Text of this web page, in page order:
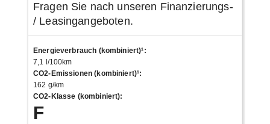
Fragen Sie nach unseren Finanzierungs-
/ Leasingangeboten.
Energieverbrauch (kombiniert)¹:
7,1 l/100km
CO2-Emissionen (kombiniert)¹:
162 g/km
CO2-Klasse (kombiniert):
F